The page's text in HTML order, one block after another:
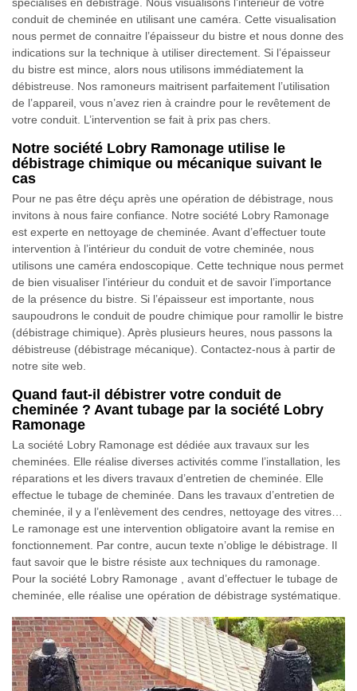
spécialisés en débistrage. Nous visualisons l’intérieur de votre
conduit de cheminée en utilisant une caméra. Cette visualisation
nous permet de connaitre l’épaisseur du bistre et nous donne des
indications sur la technique à utiliser directement. Si l’épaisseur
du bistre est mince, alors nous utilisons immédiatement la
débistreuse. Nos ramoneurs maitrisent parfaitement l’utilisation
de l’appareil, vous n’avez rien à craindre pour le revêtement de
votre conduit. L’intervention se fait à prix pas chers.
Notre société Lobry Ramonage utilise le
débistrage chimique ou mécanique suivant le
cas
Pour ne pas être déçu après une opération de débistrage, nous
invitons à nous faire confiance. Notre société Lobry Ramonage
est experte en nettoyage de cheminée. Avant d’effectuer toute
intervention à l’intérieur du conduit de votre cheminée, nous
utilisons une caméra endoscopique. Cette technique nous permet
de bien visualiser l’intérieur du conduit et de savoir l’importance
de la présence du bistre. Si l’épaisseur est importante, nous
saupoudrons le conduit de poudre chimique pour ramollir le bistre
(débistrage chimique). Après plusieurs heures, nous passons la
débistreuse (débistrage mécanique). Contactez-nous à partir de
notre site web.
Quand faut-il débistrer votre conduit de
cheminée ? Avant tubage par la société Lobry
Ramonage
La société Lobry Ramonage est dédiée aux travaux sur les
cheminées. Elle réalise diverses activités comme l’installation, les
réparations et les divers travaux d’entretien de cheminée. Elle
effectue le tubage de cheminée. Dans les travaux d’entretien de
cheminée, il y a l’enlèvement des cendres, nettoyage des vitres…
Le ramonage est une intervention obligatoire avant la remise en
fonctionnement. Par contre, aucun texte n’oblige le débistrage. Il
faut savoir que le bistre résiste aux techniques du ramonage.
Pour la société Lobry Ramonage , avant d’effectuer le tubage de
cheminée, elle réalise une opération de débistrage systématique.